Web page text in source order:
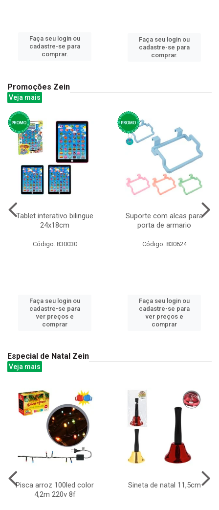
Faça seu login ou
cadastre-se para
comprar.
Faça seu login ou
cadastre-se para
comprar.
Promoções Zein
Veja mais
Tablet interativo bilingue
24x18cm
Código: 830030
Faça seu login ou
cadastre-se para
ver preços e
comprar
Suporte com alcas para
porta de armario
Código: 830624
Faça seu login ou
cadastre-se para
ver preços e
comprar
Especial de Natal Zein
Veja mais
Pisca arroz 100led color
4,2m 220v 8f
Sineta de natal 11,5cm